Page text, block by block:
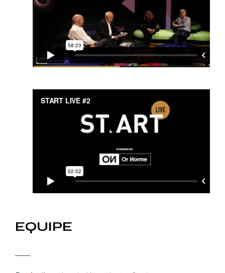
EQUIPE